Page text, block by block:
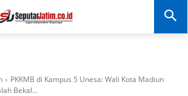
SEPUTAR JATIM
Portal Informasi Dan
PKKMB di Kampus 5 Unesa: Wali Kota Madiun
Bekal...